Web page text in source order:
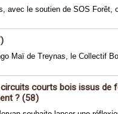
avec le soutien de SOS Forêt,
Maï de Treynas, le Collectif
courts bois issus de
? (58)